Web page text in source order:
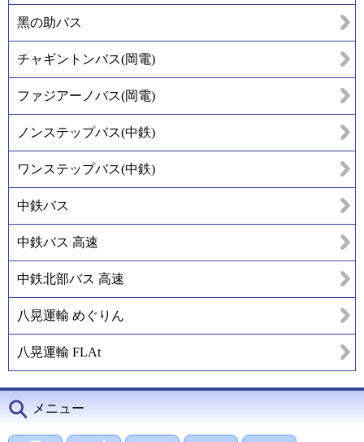
黑の助バス
チャギントンバス(岡電)
ファジアーノバス(岡電)
ノンステップバス(中鉄)
ワンステップバス(中鉄)
中鉄バス
中鉄バス 高速
中鉄北部バス 高速
八晃運輸 めぐりん
八晃運輸 FLAt
メニュー